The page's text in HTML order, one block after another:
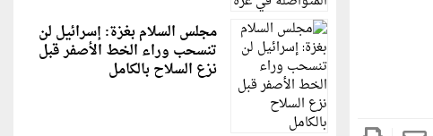
مجلس السلام بغزة: إسرائيل لن
تنسحب وراء الخط الأصفر قبل
نزع السلاح بالكامل